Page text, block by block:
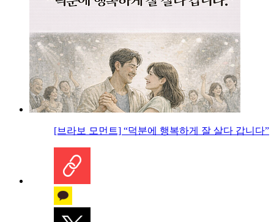
[브라보 모먼트] “덕분에 행복하게 잘 살다 갑니다”